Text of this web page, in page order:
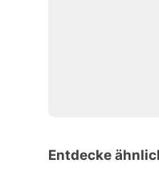
Entdecke